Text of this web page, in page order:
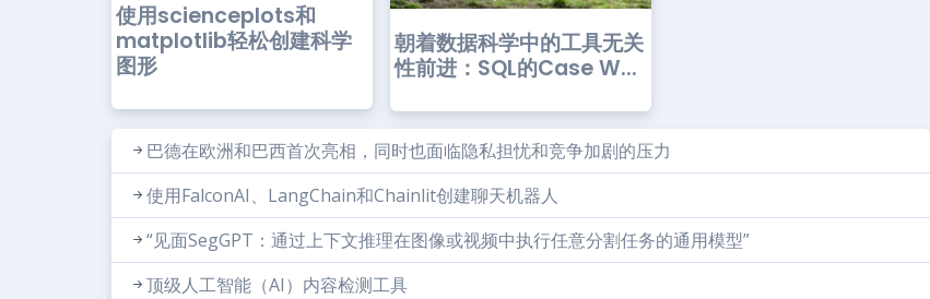
使用scienceplots和
matplotlib轻松创建科学
图形
朝着数据科学中的工具无关
性前进：SQL的Case W...
巴德在欧洲和巴西首次亮相，同时也面临隐私担忧和竞争加剧的压力
使用FalconAI、LangChain和Chainlit创建聊天机器人
“见面SegGPT：通过上下文推理在图像或视频中执行任意分割任务的通用模型”
顶级人工智能（AI）内容检测工具